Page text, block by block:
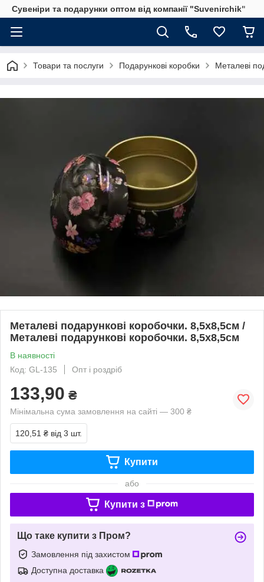
Сувеніри та подарунки оптом від компанії "Suvenirchik"
Товари та послуги Подарункові коробки Металеві
Металеві подарункові коробочки. 8,5х8,5см /
Металеві подарункові коробочки. 8,5х8,5см
В наявності
Код: GL-135
Опт і роздріб
133,90 ₴
Мінімальна сума замовлення на сайті — 300 ₴
120,51 ₴ від 3 шт.
Купити
або
Купити з
Що таке купити з Пром?
Замовлення під захистом
Доступна доставка